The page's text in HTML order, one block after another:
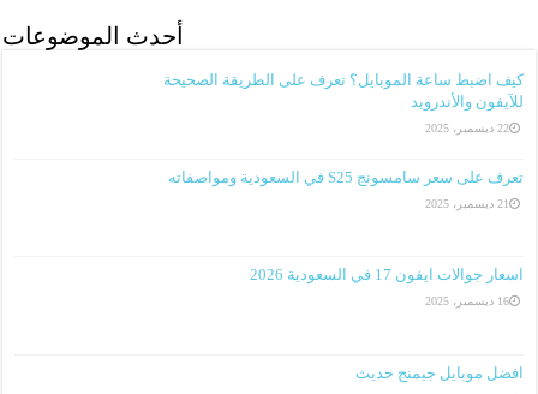
أحدث الموضوعات
كيف اضبط ساعة الموبايل؟ تعرف على الطريقة الصحيحة
للآيفون والأندرويد
22 ديسمبر، 2025
تعرف على سعر سامسونج S25 في السعودية ومواصفاته
21 ديسمبر، 2025
اسعار جوالات ايفون 17 في السعودية 2026
16 ديسمبر، 2025
افضل موبايل جيمنج حديث